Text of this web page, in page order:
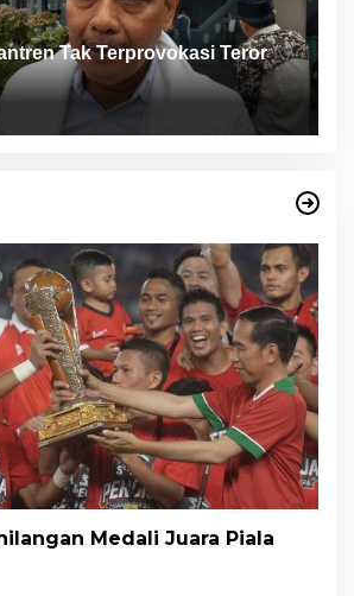
Tak Terprovokasi Teror
Medali Juara Piala